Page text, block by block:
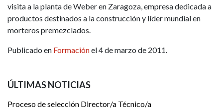
visita a la planta de Weber en Zaragoza, empresa dedicada a
productos destinados a la construcción y líder mundial en
morteros premezclados.
Publicado en Formaciónel 4 de marzo de 2011.
ÚLTIMAS NOTICIAS
Proceso de selección Director/a Técnico/a